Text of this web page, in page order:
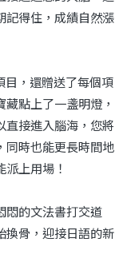
記得住，成績自然漲
目，還贈送了每個項
點上了一盞明燈，
直接進入腦海，您將
同時也能更長時間地
上用場！
悶的文法書打交道
換骨，迎接日語的新